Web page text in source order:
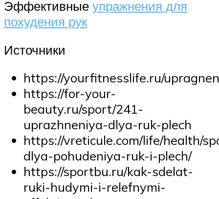
Эффективные упражнения для
похудения рук
Источники
https://yourfitnesslife.ru/
https://for-your-
beauty.ru/sport/241-
uprazhneniya-dlya-ruk-plech
https://vreticule.com/life/health/
dlya-pohudeniya-ruk-i-plech/
https://sportbu.ru/kak-sdelat-
ruki-hudymi-i-relefnymi-